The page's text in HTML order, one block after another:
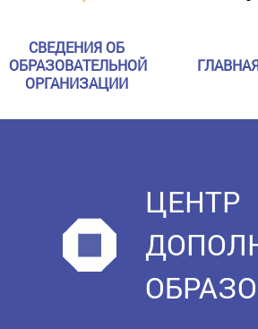
СВЕДЕНИЯ ОБ
ОБРАЗОВАТЕЛЬНОЙ
ОРГАНИЗАЦИИ
ЦЕНТР